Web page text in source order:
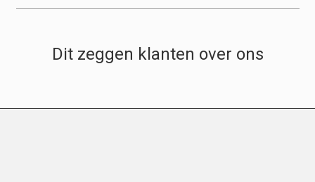
Dit zeggen klanten over ons